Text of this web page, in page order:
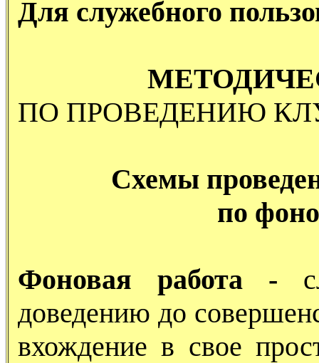
Для служебного
ПО ПРОВЕДЕНИЮ
Схемы
по
Фоновая работа -
доведению до
вхождение в свое